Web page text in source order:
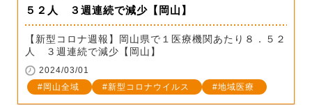
５２人 ３週連続で減少【岡山】
【新型コロナ週報】岡山県で１医療機関あたり８．５２
人 ３週連続で減少【岡山】
2024/03/01
岡山全域
新型コロナウイルス 地域医療